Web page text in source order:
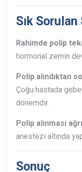
Sık
Rahimde polip
hormonal zemin
Polip alındıktan
Çoğu hastada
dönemdir.
Polip alınması
anestezi altında
Sonuç